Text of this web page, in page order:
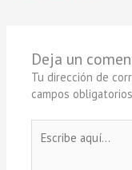
Deja un
Tu dirección de
campos
aquí...